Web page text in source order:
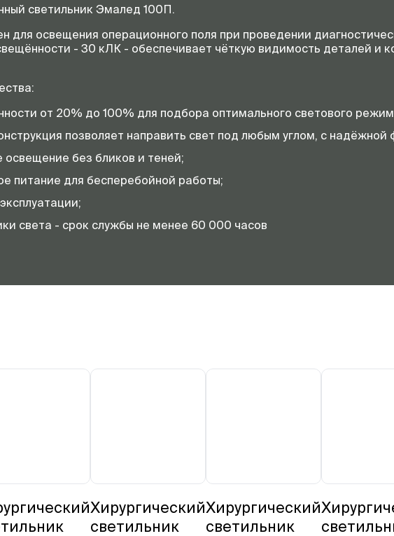
светильник Эмалед 100П.
для освещения операционного поля при проведении
- 30 кЛК - обеспечивает чёткую видимость деталей и
от 20% до 100% для подбора оптимального светового
позволяет направить свет под любым углом, с
освещение без бликов и теней;
питание для бесперебойной работы;
света - срок службы не менее 60 000 часов
Хирургический
светильник
Хирургический
светильник